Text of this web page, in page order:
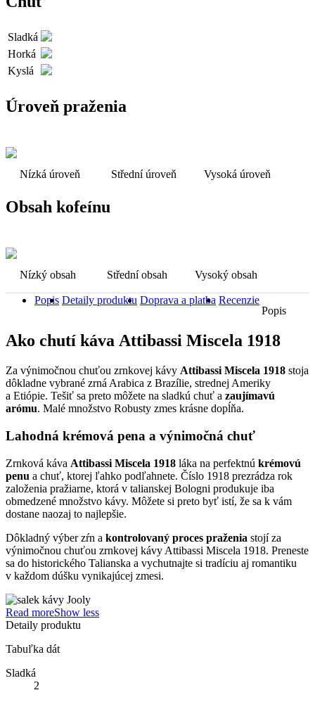
Sladká
Horká
Kyslá
Úroveň praženia
Nízká úroveň Střední úroveň Vysoká úroveň
Obsah kofeínu
Nízký obsah Střední obsah Vysoký obsah
Popis Detaily produktu Doprava a platba Recenzie
Popis
Ako chutí káva Attibassi Miscela 1918
Za výnimočnou chuťou zrnkovej kávy Attibassi Miscela 1918 stoja
dôkladne vybrané zrná Arabica z Brazílie, strednej Ameriky
a Etiópie. Tešiť sa preto môžete na sladkú chuť a zaujímavú
arómu. Malé množstvo Robusty zmes krásne dopĺňa.
Lahodná krémová pena a výnimočná chuť
Zrnková káva Attibassi Miscela 1918 láka na perfektnú krémovú
penu a chuť, ktorej ľahko podľahnete. Číslo 1918 prezrádza rok
založenia pražiarne, ktorá v talianskej Bologni produkuje iba
obmedzené množstvo kávy. Môžete si preto byť istí, že sa k vám
dostane naozaj to najlepšie.
Dôkladný výber zŕn a kontrolovaný proces praženia stojí za
výnimočnou chuťou zrnkovej kávy Attibassi Miscela 1918. Preneste
sa do historického Talianska a vychutnajte si tradíciu aj romantiku
v každom dúšku vynikajúcej zmesi.
Read moreShow less
Detaily produktu
Tabuľka dát
Sladká
2